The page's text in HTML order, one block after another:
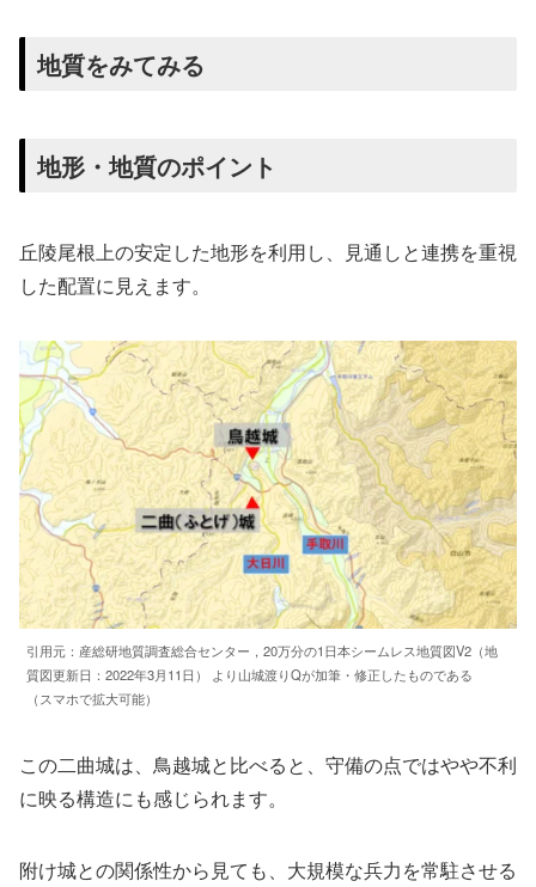
地質をみてみる
地形・地質のポイント
丘陵尾根上の安定した地形を利用し、見通しと連携を重視
した配置に見えます。
引用元：産総研地質調査総合センター，20万分の1日本シームレス地質図V2（地
質図更新日：2022年3月11日） より山城渡りQが加筆・修正したものである
（スマホで拡大可能）
この二曲城は、鳥越城と比べると、守備の点ではやや不利
に映る構造にも感じられます。
附け城との関係性から見ても、大規模な兵力を常駐させる